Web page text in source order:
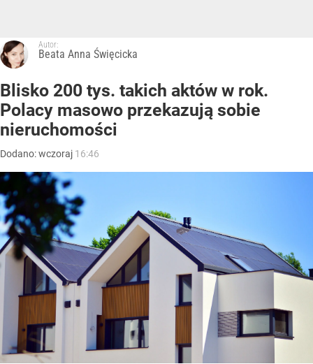
Autor:
Beata Anna Święcicka
Blisko 200 tys. takich aktów w rok.
Polacy masowo przekazują sobie
nieruchomości
Dodano:wczoraj 16:46